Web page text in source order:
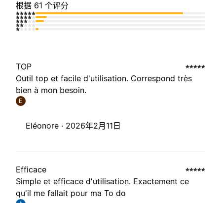
根据 61 个评分
TOP
Outil top et facile d'utilisation. Correspond très
bien à mon besoin.
E
Eléonore · 2026年2月11日
Efficace
Simple et efficace d'utilisation. Exactement ce
qu'il me fallait pour ma To do